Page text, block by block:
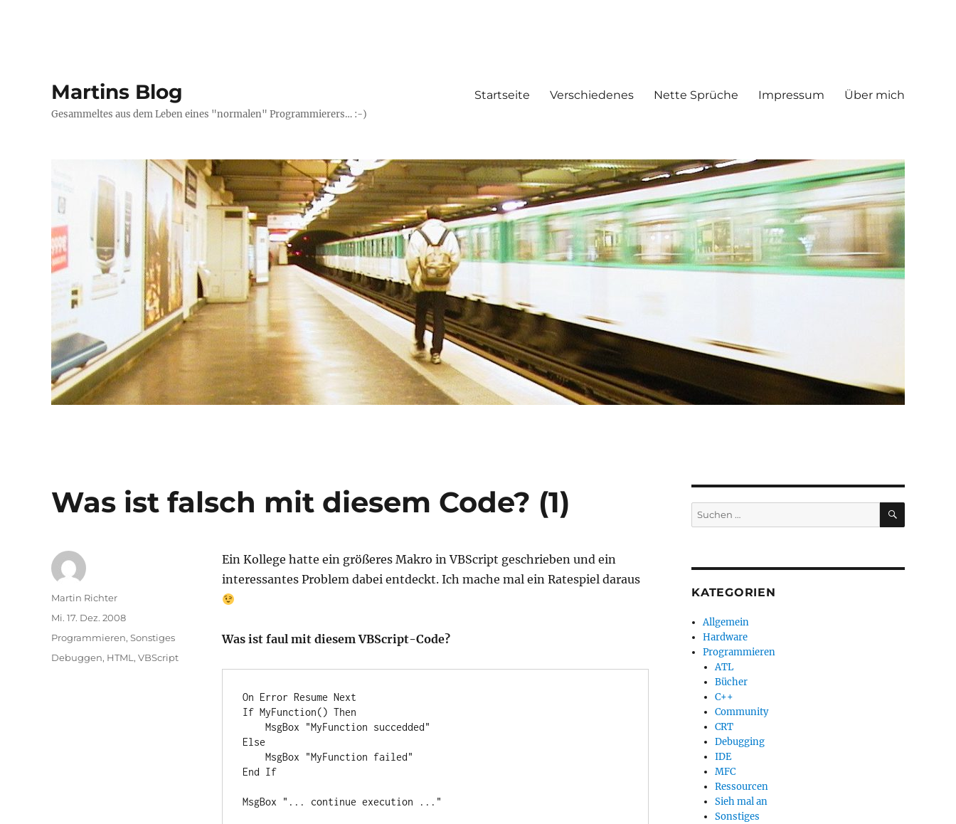
Martins Blog
Gesammeltes aus dem Leben eines "normalen" Programmierers… :-)
Startseite Verschiedenes Nette Sprüche Impressum Über mich
Was ist falsch mit diesem Code? (1)
Ein Kollege hatte ein größeres Makro in VBScript geschrieben und ein
interessantes Problem dabei entdeckt. Ich mache mal ein Ratespiel daraus
Was ist faul mit diesem VBScript-Code?
On Error Resume Next
If MyFunction() Then
Else
End If
MsgBox "... continue execution ..."
Autor
Martin Richter
Veröffentlicht
Mi. 17. Dez. 2008
Kategorien
Programmieren, Sonstiges
Schlagwörter
Debuggen, HTML , VBScript
Suchen
nach:
SUCHEN
KATEGORIEN
Allgemein
Hardware
Programmieren
ATL
Bücher
C++
Community
CRT
Debugging
IDE
MFC
Ressourcen
Sieh mal an
Sonstiges